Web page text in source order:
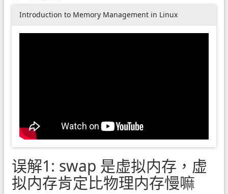
Introduction to Memory Management in Linux
误解1: swap 是虚拟内存，虚
拟内存肯定比物理内存慢嘛